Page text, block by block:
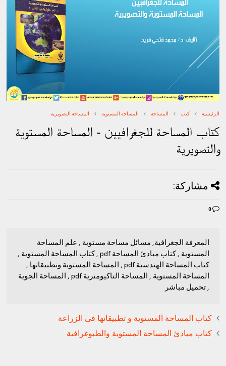
الرئيسية كتب المساحة المساحة المستوية المساحة التصويرية
كتاب المساحة للجغرافيين - المساحة المستوية
والتصويرية
مشاركة:
0
المعرفة الجغرافية, مسائل مساحة مستوية , علم المساحة
المستوية , كتاب مبادئ المساحة pdf , كتاب المساحة المستوية ,
كتاب المساحة الهندسية pdf , المساحة المستوية وتطبيقاتها ,
المساحة المستوية , المساحة التاكيومترية pdf , المساحة الجوية
, تحميل مباشر
كتاب المساحة المستوية و تطبيقاتها فى الزراعة
كتاب مبادئ المساحة المستوية والطبوغرافية